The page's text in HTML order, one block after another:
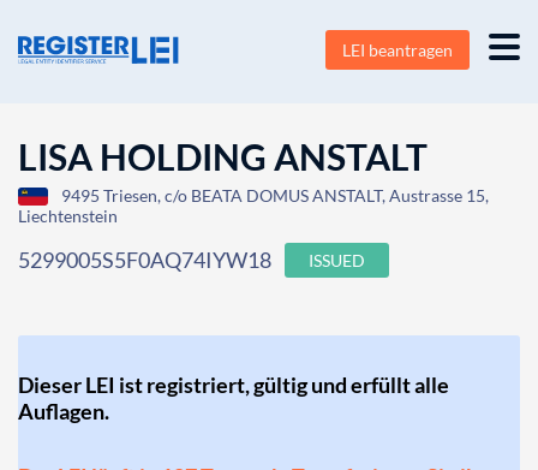
LEI beantragen
LISA HOLDING ANSTALT
9495 Triesen, c/o BEATA DOMUS ANSTALT, Austrasse 15,
Liechtenstein
5299005S5F0AQ74IYW18 ISSUED
Dieser LEI ist registriert, gültig und erfüllt alle
Auflagen.